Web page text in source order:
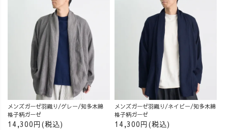
メンズガーゼ羽織り/グレー/知多木綿
格子柄ガーゼ
14,300円(税込)
メンズガーゼ羽織り/ネイビー/知多木綿
格子柄ガーゼ
14,300円(税込)